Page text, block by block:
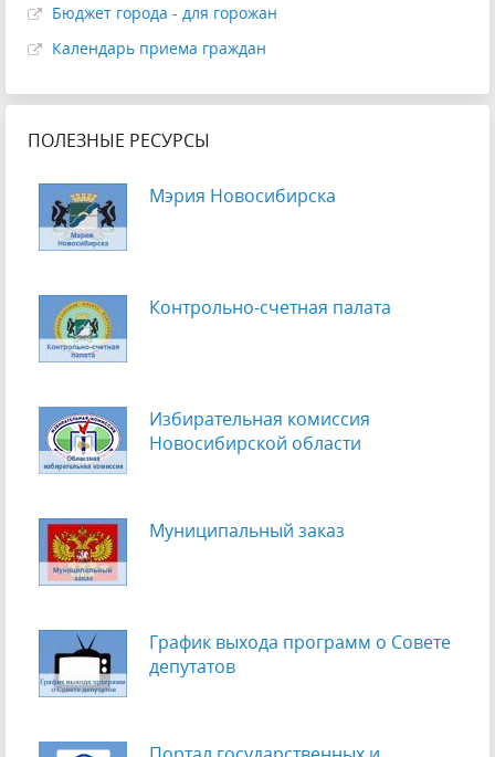
Бюджет города - для горожан
Календарь приема граждан
ПОЛЕЗНЫЕ РЕСУРСЫ
Мэрия Новосибирска
Контрольно-счетная палата
Избирательная комиссия
Новосибирской области
Муниципальный заказ
График выхода программ о Cовете
депутатов